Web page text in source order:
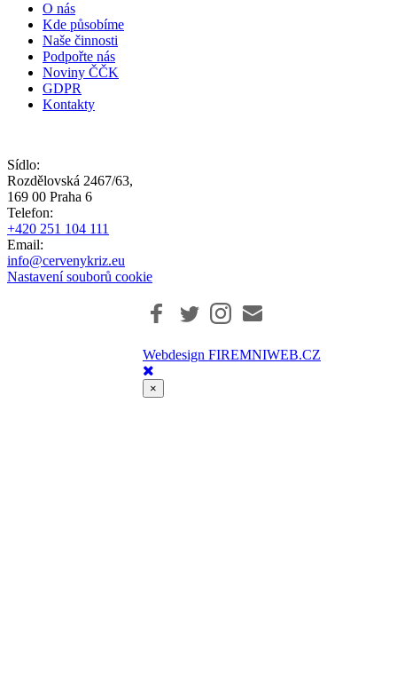
O nás
Kde působíme
Naše činnosti
Podpořte nás
Noviny ČČK
GDPR
Kontakty
Sídlo:
Rozdělovská 2467/63,
169 00 Praha 6
Telefon:
+420 251 104 111
Email:
info@cervenykriz.eu
Nastavení souborů cookie
Webdesign FIREMNIWEB.CZ
×